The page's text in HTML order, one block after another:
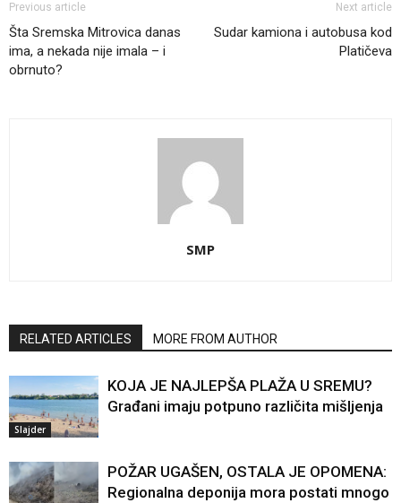
Previous article
Šta Sremska Mitrovica danas
ima, a nekada nije imala – i
obrnuto?
Next article
Sudar kamiona i autobusa kod
Platičeva
SMP
RELATED ARTICLES MORE FROM AUTHOR
Slajder
KOJA JE NAJLEPŠA PLAŽA U SREMU?
Građani imaju potpuno različita mišljenja
POŽAR UGAŠEN, OSTALA JE OPOMENA:
Regionalna deponija mora postati mnogo